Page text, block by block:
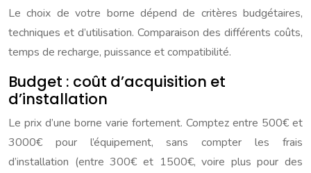
Le choix de votre borne dépend de critères budgétaires,
techniques et d’utilisation. Comparaison des différents coûts,
temps de recharge, puissance et compatibilité.
Budget : coût d’acquisition et
d’installation
Le prix d’une borne varie fortement. Comptez entre 500€ et
3000€ pour l’équipement, sans compter les frais
d’installation (entre 300€ et 1500€, voire plus pour des